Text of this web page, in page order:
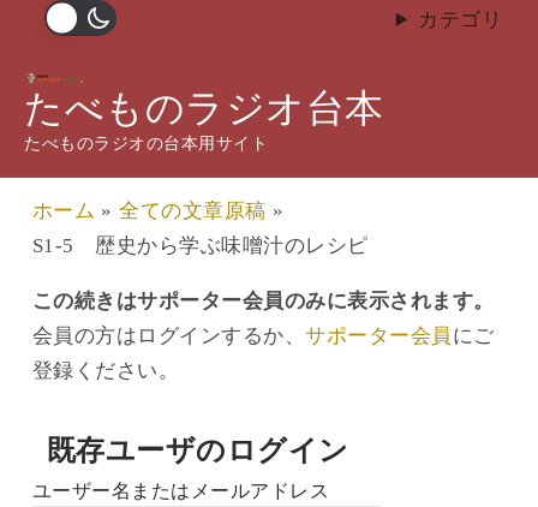
カテゴリ
たべものラジオ台本
たべものラジオの台本用サイト
S1-5 歴史から学ぶ味噌汁の
レシピ
ホーム
全ての文章原稿
S1-5 歴史から学ぶ味噌汁のレシピ
この続きはサポーター会員のみに表示されます。
会員の方はログインするか、サポーター会員 にご
登録ください。
既存ユーザのログイン
ユーザー名またはメールアドレス